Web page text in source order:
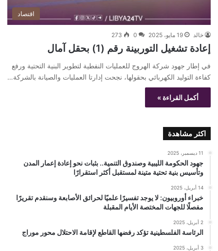
اقتصاد
خالد 19 مايو، 2025 0
273
إعادة تشغيل التوربينة رقم (1) بحقل آمال
في إطار جهود شركة الهروج للعمليات النفطية لتطوير البنية التحتية ورفع
كفاءة التوليد الكهربائي بحقولها، نجحت إدارتا العمليات والصيانة بالشركة…
أكمل القراءة »
اكثر مشاهدة
11 ديسمبر، 2025
جهود الحكومة الليبية وصندوق التنمية.. بثبات نحو إعادة إعمار المدن
وتأسيس بنية تحتية متينة لمستقبل أكثر استقرارًا
14 أبريل، 2025
خبراء أوروبيون: لا يوجد تفسيرًا علميًا لحرائق الأصابعة وسنقدم تقريرًا
مفصلًا للجهات المختصة الأيام المقبلة
2 أبريل، 2025
الرئاسة الفلسطينية تؤكد رفضها القاطع لإقامة الاحتلال محور موراج
3 أبريل، 2025